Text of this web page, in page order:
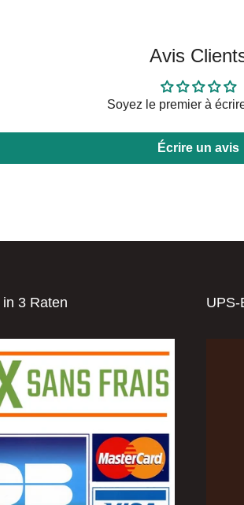
Avis
Soyez le premier à
Écrire un avis
3 Raten UPS-